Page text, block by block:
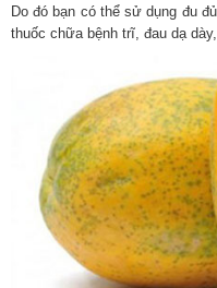
Do đó bạn có thể sử dụng đu
thuốc chữa bệnh trĩ, đau dạ